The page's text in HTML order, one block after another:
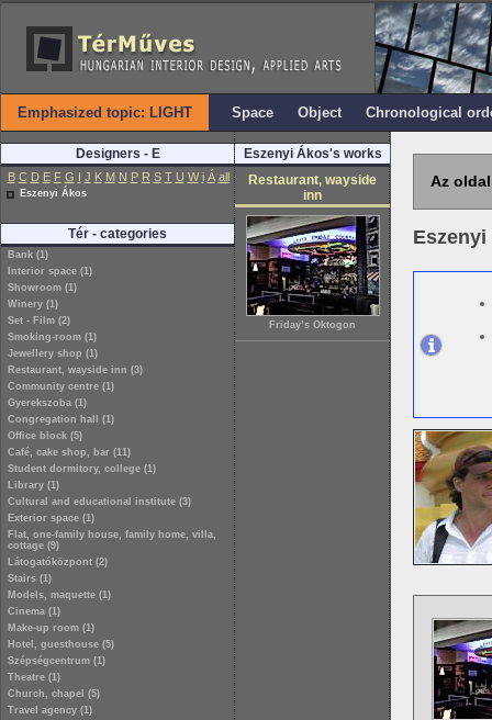
Emphasized topic: LIGHT Space Object Chronological
Designers - E
B C D E F G I J K M N P R S T U W i Á all
Eszenyi Ákos
Tér - categories
Bank (1)
Interior space (1)
Showroom (1)
Winery (1)
Set - Film (2)
Smoking-room (1)
Jewellery shop (1)
Restaurant, wayside inn (3)
Community centre (1)
Gyerekszoba (1)
Congregation hall (1)
Office block (5)
Café, cake shop, bar (11)
Student dormitory, college (1)
Library (1)
Cultural and educational institute (3)
Exterior space (1)
Flat, one-family house, family home, villa,
cottage (9)
Látogatóközpont (2)
Stairs (1)
Models, maquette (1)
Cinema (1)
Make-up room (1)
Hotel, guesthouse (5)
Szépségcentrum (1)
Theatre (1)
Church, chapel (5)
Travel agency (1)
Eszenyi Ákos's works
Restaurant, wayside
inn
Friday’s Oktogon
Az